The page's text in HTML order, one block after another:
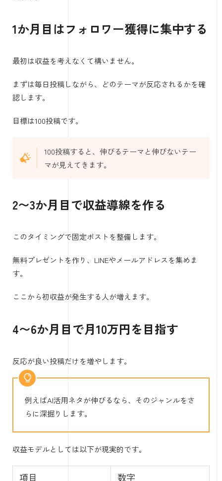
1か月目はフォロワー獲得に集中する
最初は収益を考えなくて構いません。
まずは毎日投稿しながら、どのテーマが反応されるかを確
認します。
目標は100投稿です。
100投稿すると、伸びるテーマと伸びないテー
マが見えてきます。
2〜3か月目で収益導線を作る
このタイミングで固定ポストを整備します。
無料プレゼントを作り、LINEやメールアドレスを集めま
す。
ここから初収益が発生する人が増えます。
4〜6か月目で月10万円を目指す
反応が良い投稿だけを増やします。
例えばAI活用ネタが伸びるなら、そのジャンルをさ
らに深掘りします。
収益モデルとしては以下が現実的です。
項目 数字